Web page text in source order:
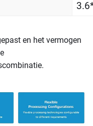
en het vermogen